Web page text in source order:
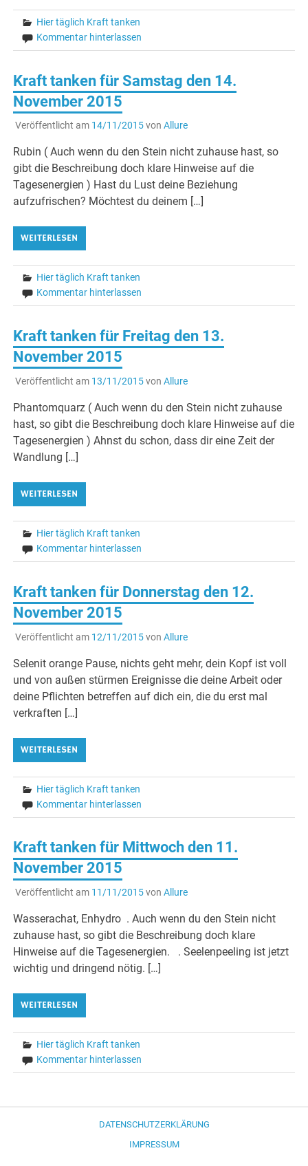
Hier täglich Kraft tanken
Kommentar hinterlassen
Kraft tanken für Samstag den 14.
November 2015
Veröffentlicht am 14/11/2015von Allure
Rubin ( Auch wenn du den Stein nicht zuhause hast, so
gibt die Beschreibung doch klare Hinweise auf die
Tagesenergien ) Hast du Lust deine Beziehung
aufzufrischen? Möchtest du deinem […]
WEITERLESEN
Hier täglich Kraft tanken
Kommentar hinterlassen
Kraft tanken für Freitag den 13.
November 2015
Veröffentlicht am 13/11/2015von Allure
Phantomquarz ( Auch wenn du den Stein nicht zuhause
hast, so gibt die Beschreibung doch klare Hinweise auf die
Tagesenergien ) Ahnst du schon, dass dir eine Zeit der
Wandlung […]
WEITERLESEN
Hier täglich Kraft tanken
Kommentar hinterlassen
Kraft tanken für Donnerstag den 12.
November 2015
Veröffentlicht am 12/11/2015von Allure
Selenit orange Pause, nichts geht mehr, dein Kopf ist voll
und von außen stürmen Ereignisse die deine Arbeit oder
deine Pflichten betreffen auf dich ein, die du erst mal
verkraften […]
WEITERLESEN
Hier täglich Kraft tanken
Kommentar hinterlassen
Kraft tanken für Mittwoch den 11.
November 2015
Veröffentlicht am 11/11/2015von Allure
Wasserachat, Enhydro . Auch wenn du den Stein nicht
zuhause hast, so gibt die Beschreibung doch klare
Hinweise auf die Tagesenergien. . Seelenpeeling ist jetzt
wichtig und dringend nötig. […]
WEITERLESEN
Hier täglich Kraft tanken
Kommentar hinterlassen
DATENSCHUTZERKLÄRUNG
IMPRESSUM